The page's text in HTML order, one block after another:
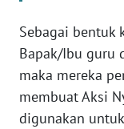
Sebagai bentuk
Bapak/Ibu guru
maka mereka
membuat Aksi
digunakan
BANTEN
WN
NTT